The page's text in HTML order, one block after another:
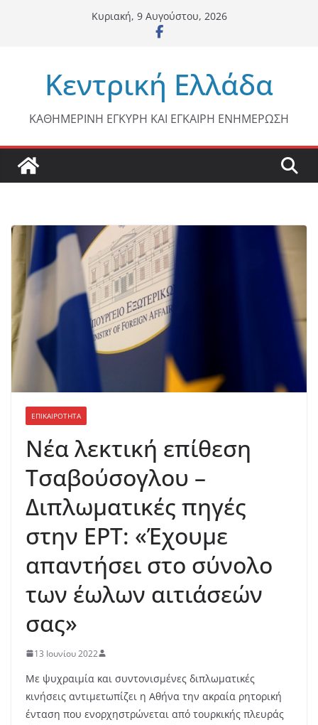
Κυριακή, 9 Αυγούστου, 2026
Κεντρική Ελλάδα
ΚΑΘΗΜΕΡΙΝΗ ΕΓΚΥΡΗ ΚΑΙ ΕΓΚΑΙΡΗ ΕΝΗΜΕΡΩΣΗ
ΕΠΙΚΑΙΡΟΤΗΤΑ
Νέα λεκτική επίθεση
Τσαβούσογλου –
Διπλωματικές πηγές
στην ΕΡΤ: «Έχουμε
απαντήσει στο σύνολο
των έωλων αιτιάσεών
σας»
13 Ιουνίου 2022
Με ψυχραιμία και συντονισμένες διπλωματικές
κινήσεις αντιμετωπίζει η Αθήνα την ακραία ρητορική
ένταση που ενορχηστρώνεται από τουρκικής πλευράς